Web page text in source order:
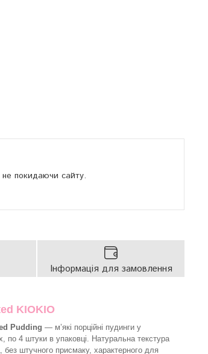
не покидаючи сайту.
Інформація для замовлення
KIOKIO
Pudding — м’які порційні пудинги у
по 4 штуки в упаковці. Натуральна текстура
штучного присмаку, характерного для